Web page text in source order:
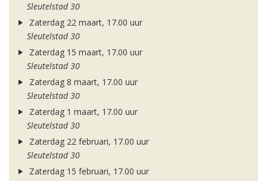
Sleutelstad 30
Zaterdag 22 maart, 17.00 uur
Sleutelstad 30
Zaterdag 15 maart, 17.00 uur
Sleutelstad 30
Zaterdag 8 maart, 17.00 uur
Sleutelstad 30
Zaterdag 1 maart, 17.00 uur
Sleutelstad 30
Zaterdag 22 februari, 17.00 uur
Sleutelstad 30
Zaterdag 15 februari, 17.00 uur